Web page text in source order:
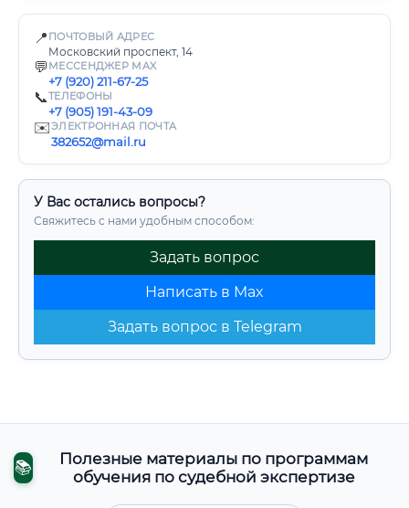
📍 ПОЧТОВЫЙ АДРЕС
Московский проспект, 14
💬 МЕССЕНДЖЕР MAX
+7 (920) 211-67-25
📞ТЕЛЕФОНЫ
+7 (905) 191-43-09
✉️ЭЛЕКТРОННАЯ ПОЧТА
382652@mail.ru
У Вас остались вопросы?
Свяжитесь с нами удобным способом:
Задать вопрос
Написать в Max
Задать вопрос в Telegram
📚
Полезные материалы по программам
обучения по судебной экспертизе